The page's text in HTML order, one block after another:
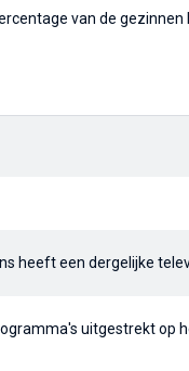
van de
heeft een dergelijke
uitgestrekt op